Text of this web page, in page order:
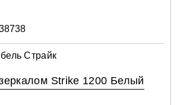
Страйк
Strike 1200 Белый